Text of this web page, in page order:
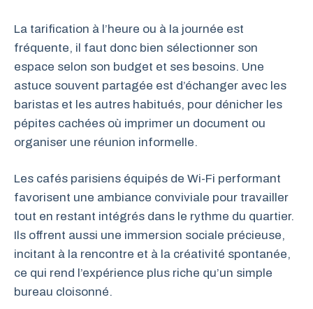
La tarification à l’heure ou à la journée est
fréquente, il faut donc bien sélectionner son
espace selon son budget et ses besoins. Une
astuce souvent partagée est d’échanger avec les
baristas et les autres habitués, pour dénicher les
pépites cachées où imprimer un document ou
organiser une réunion informelle.
Les cafés parisiens équipés de Wi-Fi performant
favorisent une ambiance conviviale pour travailler
tout en restant intégrés dans le rythme du quartier.
Ils offrent aussi une immersion sociale précieuse,
incitant à la rencontre et à la créativité spontanée,
ce qui rend l’expérience plus riche qu’un simple
bureau cloisonné.